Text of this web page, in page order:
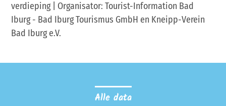
verdieping | Organisator: Tourist-Information Bad
Iburg - Bad Iburg Tourismus GmbH en Kneipp-Verein
Bad Iburg e.V.
Alle data